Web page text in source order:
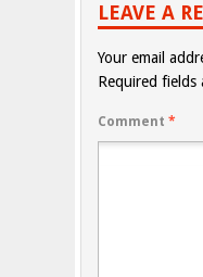
LEAVE A
Your email
Required fields
Comment *